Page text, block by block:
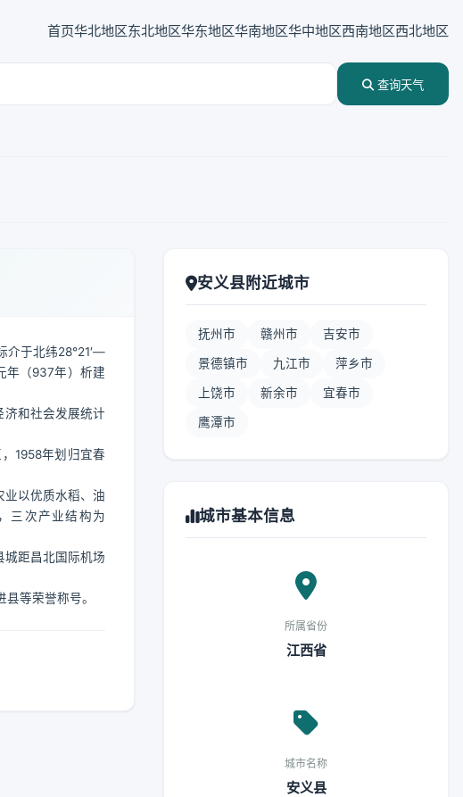
首页华北地区东北地区华东地区华南地区华中地区西南地区西北地区
查询天气
介于北纬28°21′—
年（937年）析建
和社会发展统计
1958年划归宜春
业以优质水稻、油
三次产业结构为
城距昌北国际机场
等荣誉称号。
安义县附近城市
抚州市 赣州市 吉安市
景德镇市 九江市 萍乡市
上饶市 新余市 宜春市
鹰潭市
城市基本信息
所属省份
江西省
城市名称
安义县